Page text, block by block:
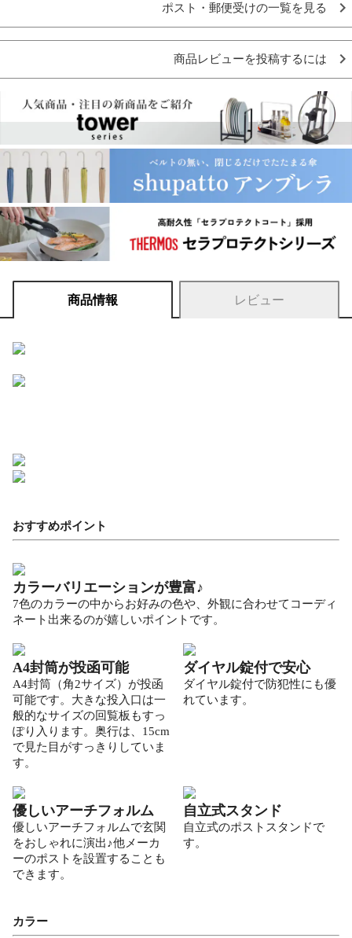
ポスト・郵便受けの一覧を見る
商品レビューを投稿するには
商品情報 レビュー
おすすめポイント
カラーバリエーションが豊富♪
7色のカラーの中からお好みの色や、外観に合わせてコーディ
ネート出来るのが嬉しいポイントです。
A4封筒が投函可能
A4封筒（角2サイズ）が投函
可能です。大きな投入口は一
般的なサイズの回覧板もすっ
ぽり入ります。奥行は、15cm
で見た目がすっきりしていま
す。
ダイヤル錠付で安心
ダイヤル錠付で防犯性にも優
れています。
優しいアーチフォルム
優しいアーチフォルムで玄関
をおしゃれに演出♪他メーカ
ーのポストを設置することも
できます。
自立式スタンド
自立式のポストスタンドで
す。
カラー